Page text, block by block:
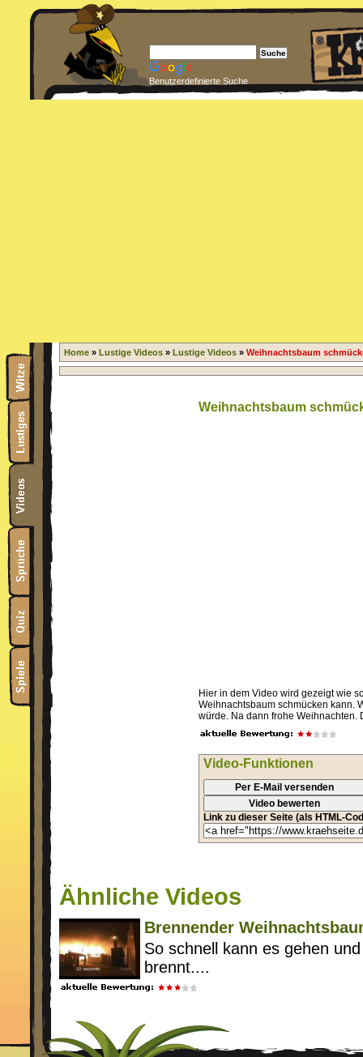
Benutzerdefinierte Suche
Home » Lustige Videos » Lustige Videos » Weihnachtsbaum
Weihnachtsbaum
Hier in dem Video wird gezeigt wie
Weihnachtsbaum schmücken kann.
würde. Na dann frohe Weihnachten.
Video-Funktionen
Per E-Mail versenden
Video bewerten
Link zu dieser Seite (als HTML-
Ähnliche Videos
Brennender
So schnell kann es gehen
brennt....